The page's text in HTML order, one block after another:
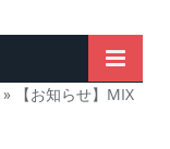
»
【お知らせ】MIX